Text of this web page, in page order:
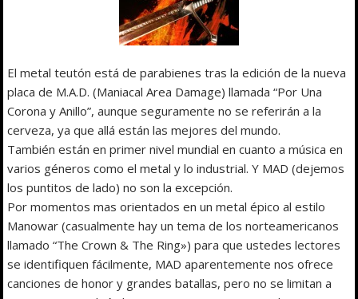
El metal teutón está de parabienes tras la edición de la nueva
placa de M.A.D. (Maniacal Area Damage) llamada “Por Una
Corona y Anillo”, aunque seguramente no se referirán a la
cerveza, ya que allá están las mejores del mundo.
También están en primer nivel mundial en cuanto a música en
varios géneros como el metal y lo industrial. Y MAD (dejemos
los puntitos de lado) no son la excepción.
Por momentos mas orientados en un metal épico al estilo
Manowar (casualmente hay un tema de los norteamericanos
llamado “The Crown & The Ring») para que ustedes lectores
se identifiquen fácilmente, MAD aparentemente nos ofrece
canciones de honor y grandes batallas, pero no se limitan a